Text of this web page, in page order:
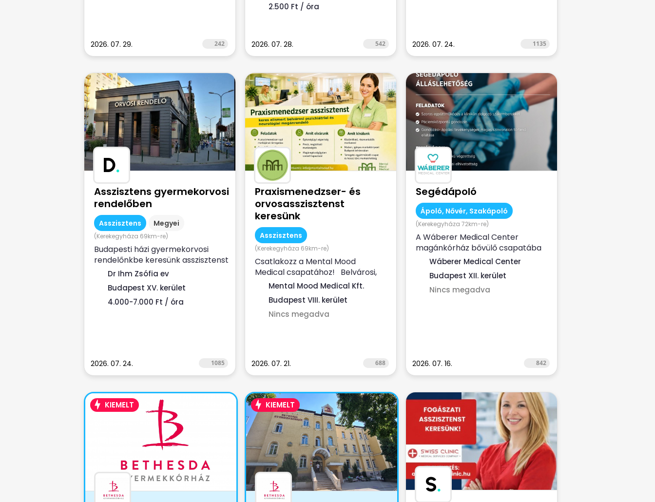
2026. 07. 29. 242
2.500 Ft / óra
2026. 07. 28. 542 2026. 07. 24. 1135
D.
Asszisztens gyermekorvosi
rendelőben
Asszisztens Megyei
(Kerekegyháza 69km-re)
Budapesti házi gyermekorvosi
rendelőnkbe keresünk asszisztenst
határozott idejű
Dr Ihm Zsófia ev
Budapest XV. kerület
4.000-7.000 Ft / óra
2026. 07. 24. 1085
Praxismenedzser- és
orvosasszisztenst
keresünk
Asszisztens
(Kerekegyháza 69km-re)
Csatlakozz a Mental Mood
Medical csapatához! Belvárosi,
folyamatosan bővülő pszichiátriai,...
Mental Mood Medical Kft.
Budapest VIII. kerület
Nincs megadva
2026. 07. 21. 688
Segédápoló
Ápoló, Nővér, Szakápoló
(Kerekegyháza 72km-re)
A Wáberer Medical Center
magánkórház bővülő csapatába
keres új munkatársat – segédápoló
Wáberer Medical Center
Budapest XII. kerület
Nincs megadva
2026. 07. 16. 842
KIEMELT KIEMELT
S.